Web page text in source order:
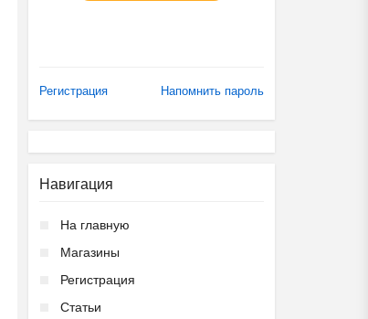
Регистрация Напомнить пароль
Навигация
На главную
Магазины
Регистрация
Статьи